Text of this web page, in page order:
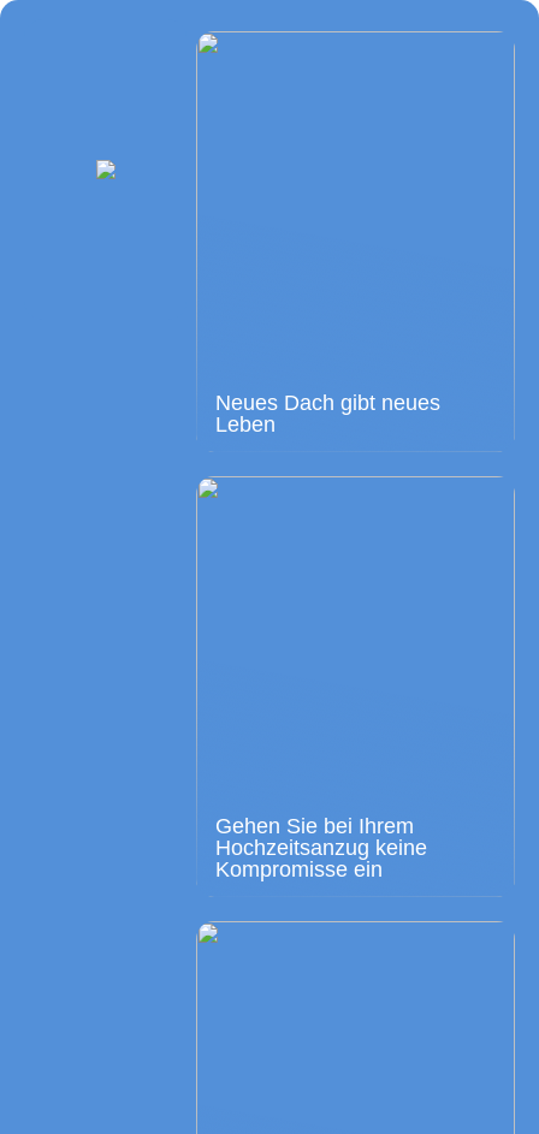
Neues Dach gibt neues
Leben
Gehen Sie bei Ihrem
Hochzeitsanzug keine
Kompromisse ein